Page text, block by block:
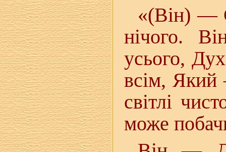
«(Він) —
нічого.
усього,
всім,
світлі
може